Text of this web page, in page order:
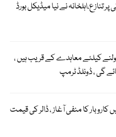
تنازع،اہلخانہ نے نیا میڈیکل بورڈ
کیلئے معاہدے کے قریب ہیں ،
گی ، ڈونلڈ ٹرمپ
کا منفی آغاز ، ڈالر کی قیمت